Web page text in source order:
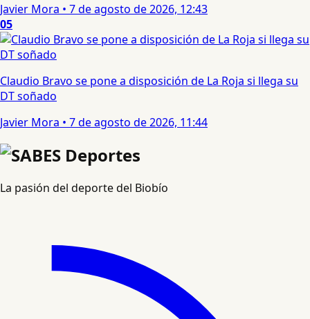
Javier Mora • 7 de agosto de 2026, 12:43
05
Claudio Bravo se pone a disposición de La Roja si llega su
DT soñado
Javier Mora • 7 de agosto de 2026, 11:44
La pasión del deporte del Biobío